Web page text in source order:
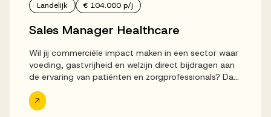
Landelijk € 104.000 p/j
Sales Manager Healthcare
Wil jij commerciële impact maken in een sector waar
voeding, gastvrijheid en welzijn direct bijdragen aan
de ervaring van patiënten en zorgprofessionals? Dan
is deze vacature voor Sales Manager Healthcare bij
Sodexo precies wat je...